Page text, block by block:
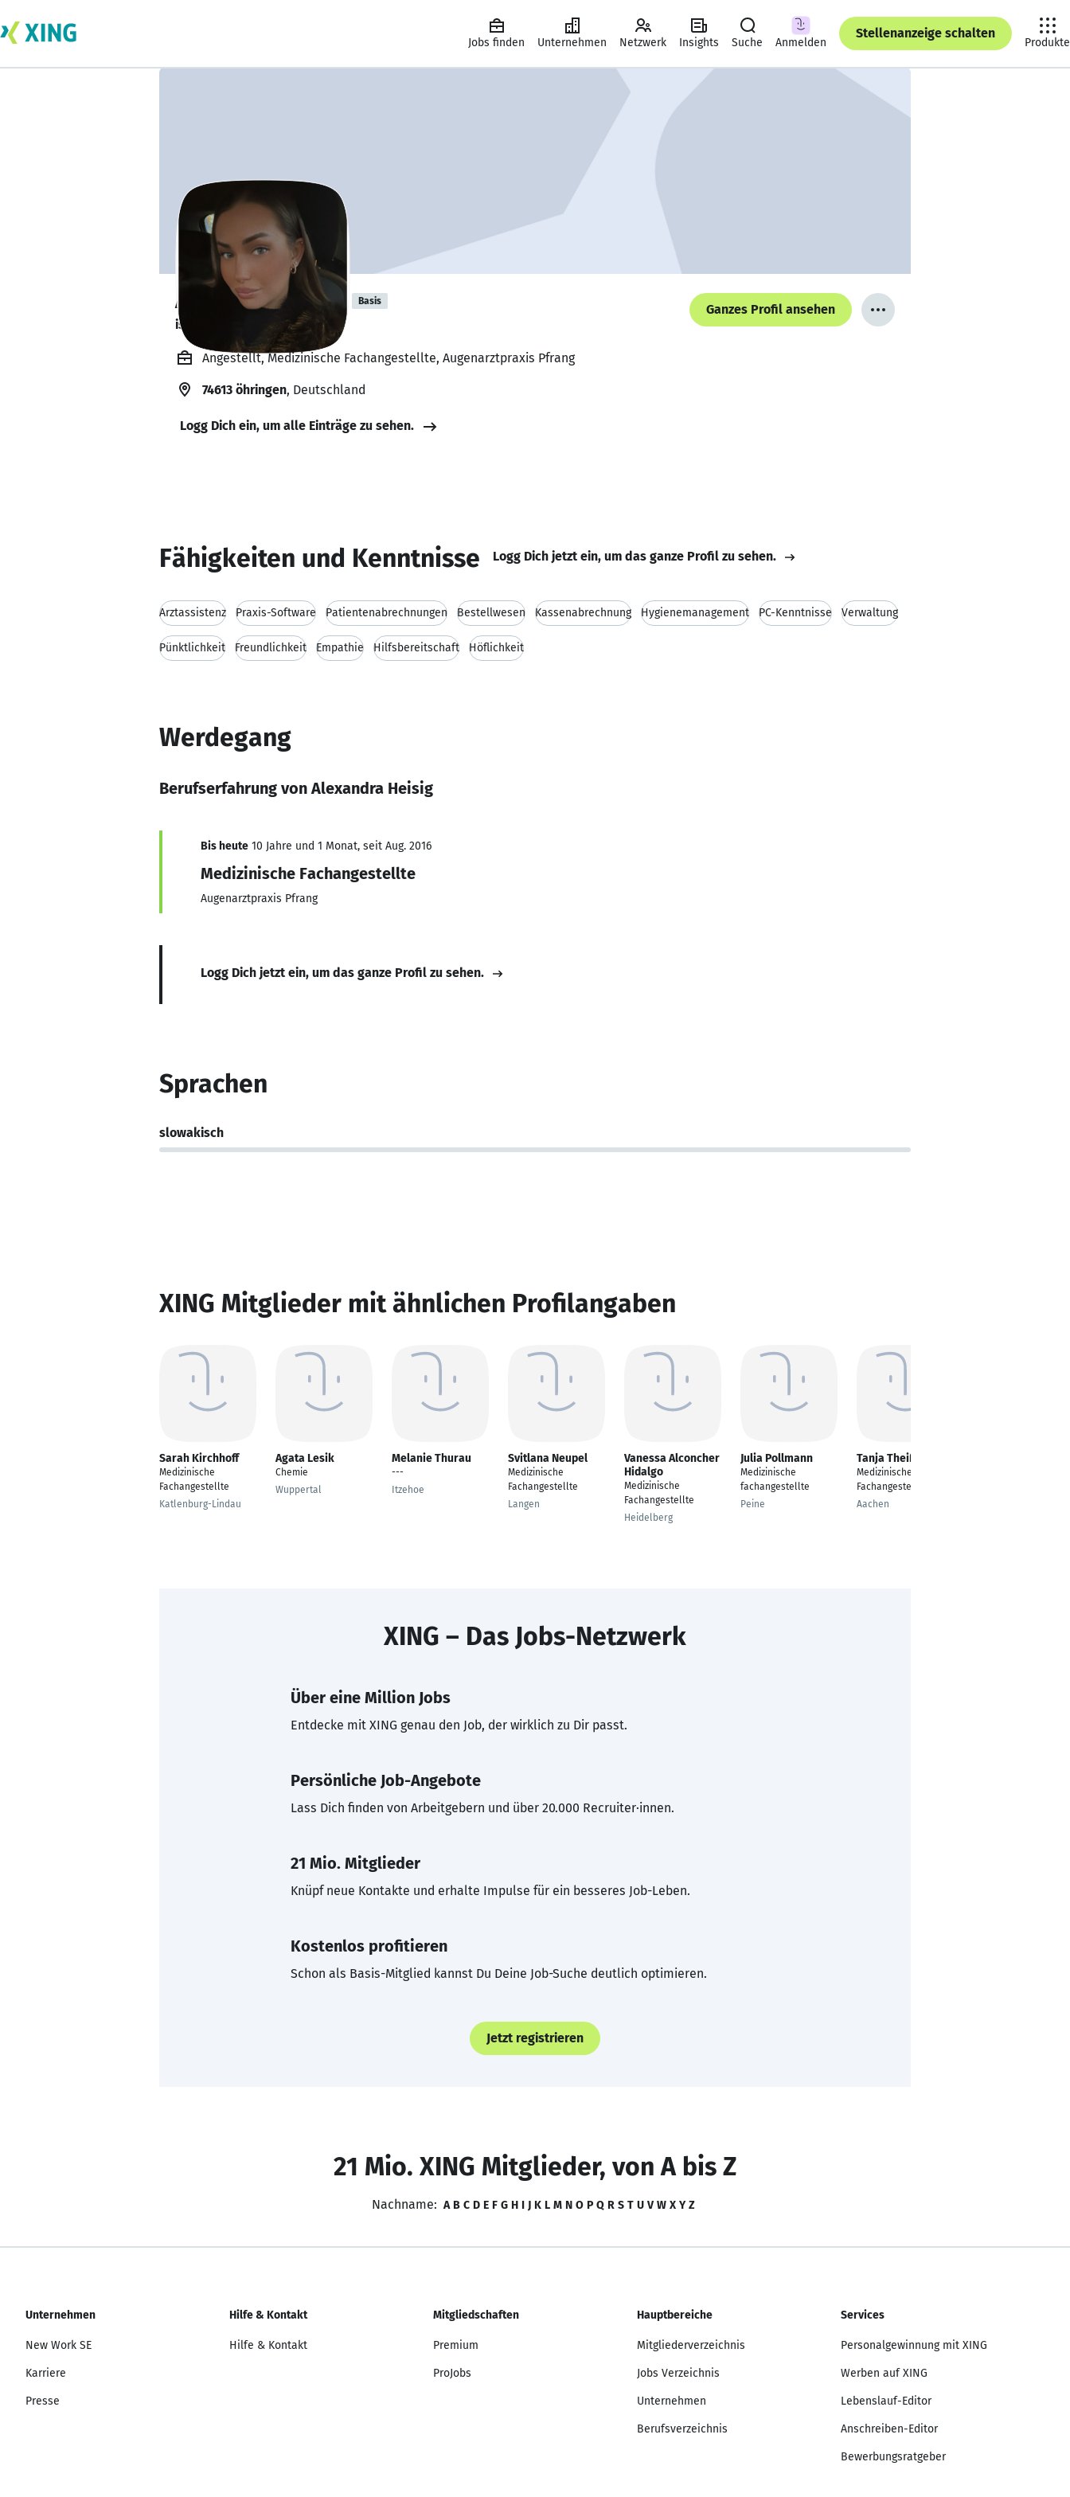
Jobs finden Unternehmen Netzwerk Insights Suche Anmelden
Stellenanzeige schalten
Produkte
Alexandra Heisig Basis
ist offen für Projekte. 🔎
Ganzes Profil ansehen
Angestellt, Medizinische Fachangestellte, Augenarztpraxis Pfrang
74613 öhringen, Deutschland
Logg Dich ein, um alle Einträge zu sehen.
Fähigkeiten und Kenntnisse Logg Dich jetzt ein, um das ganze Profil zu sehen.
Arztassistenz Praxis-Software Patientenabrechnungen Bestellwesen Kassenabrechnung Hygienemanagement PC-Kenntnisse Verwaltung
Pünktlichkeit Freundlichkeit Empathie Hilfsbereitschaft Höflichkeit
Werdegang
Berufserfahrung von Alexandra Heisig
Bis heute 10 Jahre und 1 Monat, seit Aug. 2016
Medizinische Fachangestellte
Augenarztpraxis Pfrang
Logg Dich jetzt ein, um das ganze Profil zu sehen.
Sprachen
slowakisch
XING Mitglieder mit ähnlichen Profilangaben
Sarah Kirchhoff
Medizinische
Fachangestellte
Katlenburg-Lindau
Agata Lesik
Chemie
Wuppertal
Melanie Thurau
---
Itzehoe
Svitlana Neupel
Medizinische
Fachangestellte
Langen
Vanessa Alconcher
Hidalgo
Medizinische
Fachangestellte
Heidelberg
Julia Pollmann
Medizinische
fachangestellte
Peine
Tanja Theißen
Medizinische
Fachangestellte
Aachen
XING – Das Jobs-Netzwerk
Über eine Million Jobs
Entdecke mit XING genau den Job, der wirklich zu Dir passt.
Persönliche Job-Angebote
Lass Dich finden von Arbeitgebern und über 20.000 Recruiter·innen.
21 Mio. Mitglieder
Knüpf neue Kontakte und erhalte Impulse für ein besseres Job-Leben.
Kostenlos profitieren
Schon als Basis-Mitglied kannst Du Deine Job-Suche deutlich optimieren.
Jetzt registrieren
21 Mio. XING Mitglieder, von A bis Z
Nachname: A B C D E F G H I J K L M N O P Q R S T U V W X Y Z
Unternehmen
New Work SE
Karriere
Presse
Hilfe & Kontakt
Hilfe & Kontakt
Mitgliedschaften
Premium
ProJobs
Hauptbereiche
Mitgliederverzeichnis
Jobs Verzeichnis
Unternehmen
Berufsverzeichnis
Services
Personalgewinnung mit XING
Werben auf XING
Lebenslauf-Editor
Anschreiben-Editor
Bewerbungsratgeber